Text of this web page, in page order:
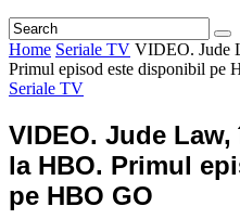
Home Seriale TV VIDEO. Jude
Primul episod este disponibil pe
Seriale TV
VIDEO. Jude
la HBO. Primul
pe HBO GO